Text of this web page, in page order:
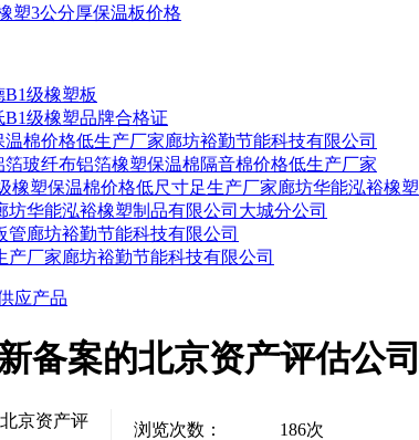
塑3公分厚保温板价格
级橡塑板
级橡塑品牌合格证
棉价格低生产厂家廊坊裕勤节能科技有限公司
玻纤布铝箔橡塑保温棉隔音棉价格低生产厂家
橡塑保温棉价格低尺寸足生产厂家廊坊华能泓裕橡塑
坊华能泓裕橡塑制品有限公司大城分公司
管廊坊裕勤节能科技有限公司
产厂家廊坊裕勤节能科技有限公司
应产品
备案的北京资产评估公司
浏览次数： 186次